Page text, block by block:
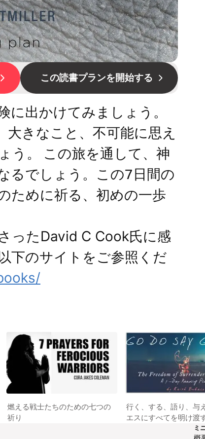
この読書プランを開始する
出かけてみましょう。
きなこと、不可能に思え
う。 この旅を通して、神
るでしょう。この7日間の
ために祈る、初めの一歩
ったDavid C Cook氏に感
下のサイトをご参照くだ
燃える戦士たちのための七つの
祈り
行く、する、語り、与
エスにすべてを明け渡
ミ